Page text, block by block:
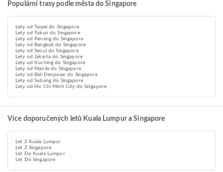
Populární trasy podle města do Singapore
Lety od Taipei do Singapore
Lety od Tokyo do Singapore
Lety od Penang do Singapore
Lety od Bangkok do Singapore
Lety od Seoul do Singapore
Lety od Jakarta do Singapore
Lety od Kuching do Singapore
Lety od Manila do Singapore
Lety od Bali Denpasar do Singapore
Lety od Subang do Singapore
Lety od Ho Chi Minh City do Singapore
Více doporučených letů Kuala Lumpur a Singapore
Let Z Kuala Lumpur
Let Z Singapore
Let Do Kuala Lumpur
Let Do Singapore